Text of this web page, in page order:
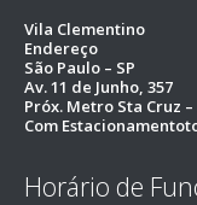
Vila Clementino
Endereço
São Paulo – SP
Av. 11 de Junho, 357
Próx. Metro Sta Cruz
Com
Horário de